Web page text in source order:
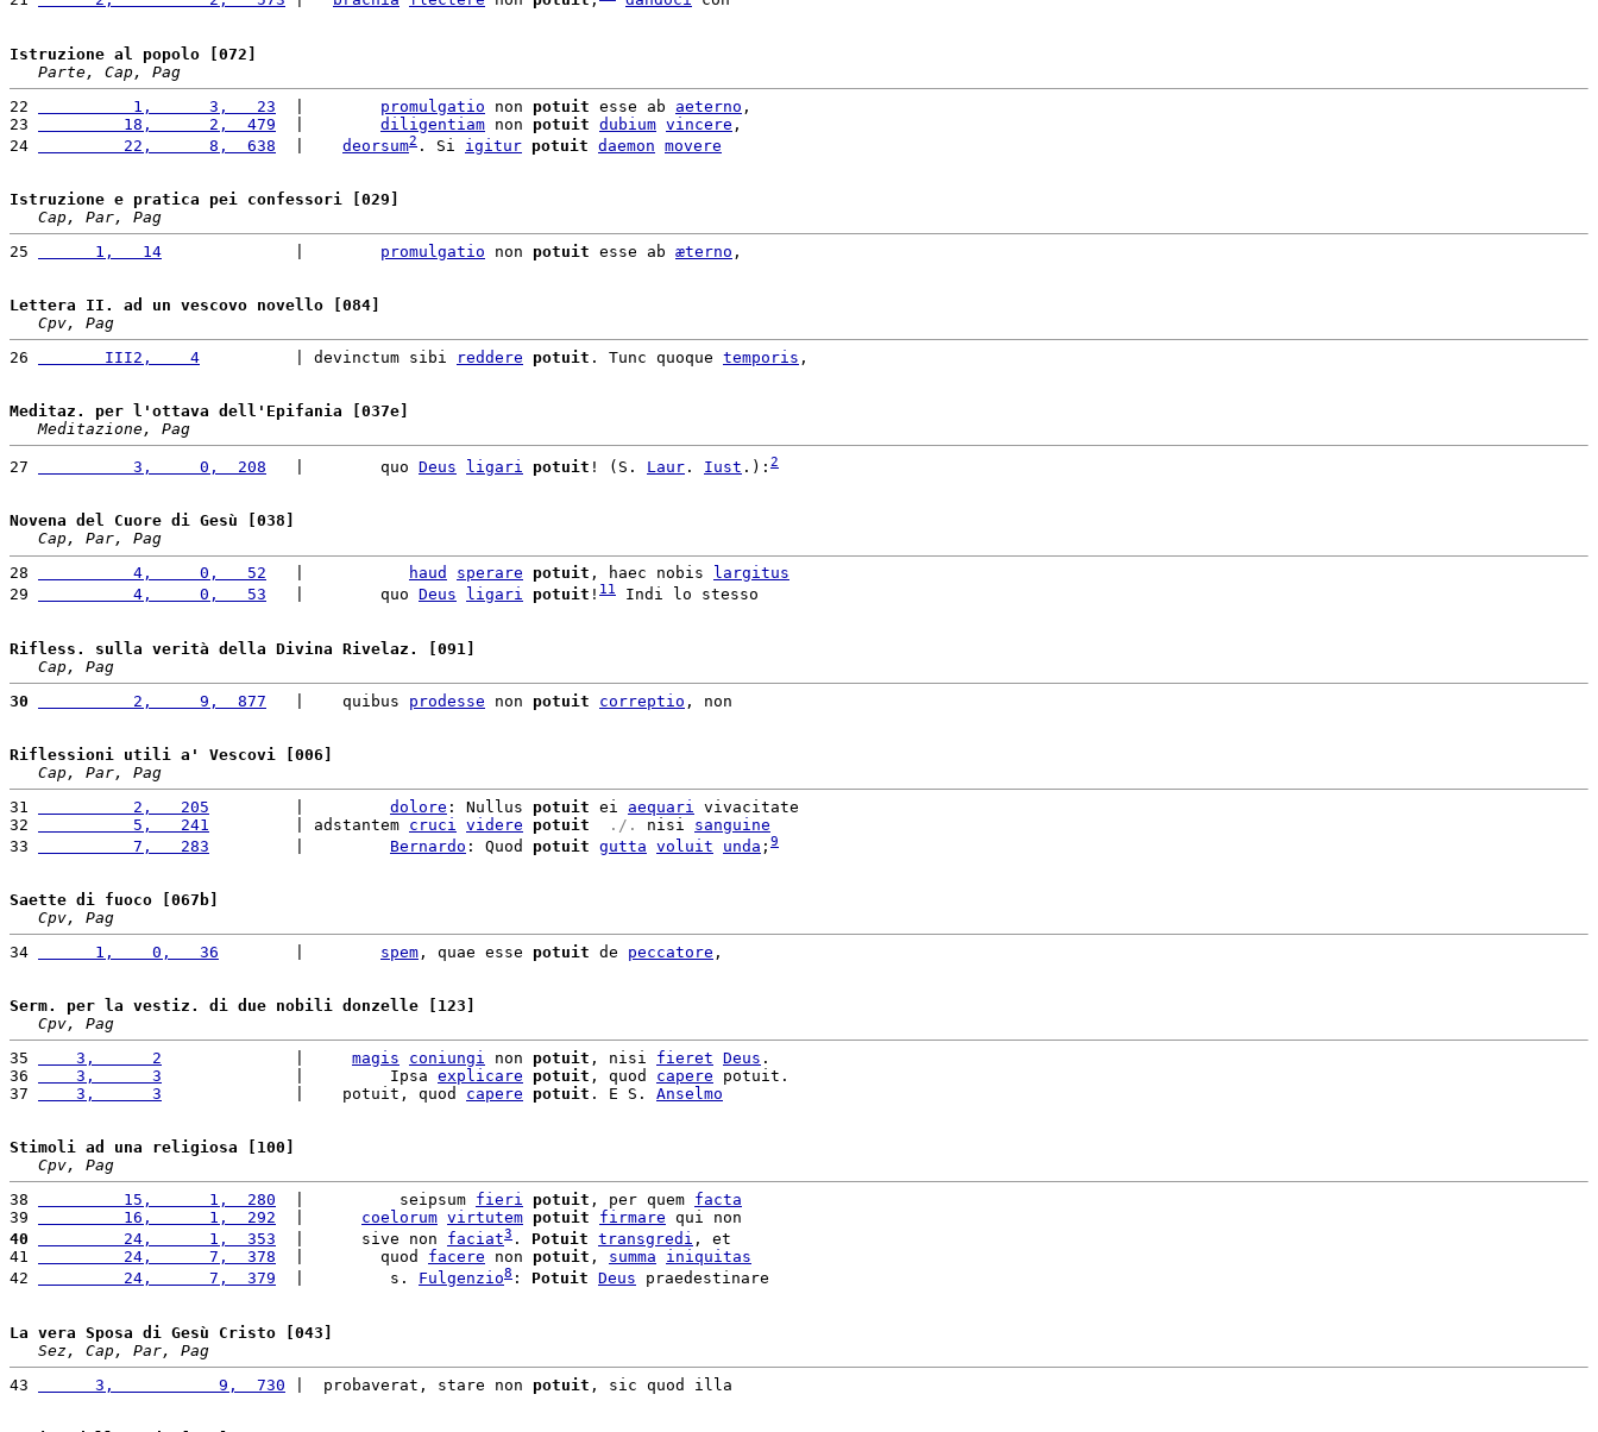
Istruzione al popolo [072]
Parte, Cap, Pag
22
          1,      3,   23
promulgatio non potuit esse ab aeterno ,
23
         18,      2,  479
diligentiam non potuit dubium vincere ,
24
         22,      8,  638
deorsum2 . Si igitur potuit daemon movere
Istruzione e pratica pei confessori [029]
Cap, Par, Pag
25
      1,   14
promulgatio non potuit esse ab æterno ,
Lettera II. ad un vescovo novello [084]
Cpv, Pag
26
       III2,    4
          | devinctum sibi
reddere potuit . Tunc quoque temporis ,
Meditaz. per l'ottava dell'Epifania [037e]
Meditazione, Pag
27
          3,     0,  208
   |        quo
Deus ligari potuit ! (S. Laur . Iust .): 2
Novena del Cuore di Gesù [038]
Cap, Par, Pag
28
          4,     0,   52
haud sperare potuit , haec nobis
largitus
29
          4,     0,   53
   |        quo
Deus ligari potuit ! 11 Indi lo stesso
Rifless. sulla verità della Divina Rivelaz. [091]
Cap, Pag
30
          2,     9,  877
   |    quibus
prodesse non potuit correptio , non
Riflessioni utili a' Vescovi [006]
Cap, Par, Pag
31
          2,   205
dolore : Nullus potuit ei aequari
vivacitate
32
          5,   241
         | adstantem
cruci videre potuit ./. nisi sanguine
33
          7,   283
Bernardo : Quod potuit gutta voluit unda ; 9
Saette di fuoco [067b]
Cpv, Pag
34
      1,    0,   36
spem , quae esse potuit de peccatore ,
Serm. per la vestiz. di due nobili donzelle [123]
Cpv, Pag
35
    3,      2
magis coniungi non potuit , nisi fieret Deus .
36
    3,      3
              |         Ipsa
explicare potuit , quod capere potuit.
37
    3,      3
              |    potuit, quod
capere potuit . E S. Anselmo
Stimoli ad una religiosa [100]
Cpv, Pag
38
         15,      1,  280
  |          seipsum
fieri potuit , per quem facta
39
         16,      1,  292
coelorum virtutem potuit firmare
40
         24,      1,  353
  |      sive non
faciat3 . Potuit transgredi , et
41
         24,      7,  378
  |        quod
facere non potuit , summa
iniquitas
42
         24,      7,  379
  |         s.
Fulgenzio8 : Potuit Deus praedestinare
La vera Sposa di Gesù Cristo [043]
Sez, Cap, Par, Pag
43
      3,           9,  730
|  probaverat, stare non potuit , sic quod illa